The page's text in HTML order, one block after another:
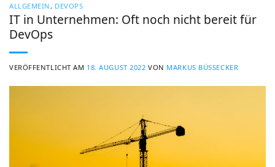
ALLGEMEIN , DEVOPS
IT in Unternehmen: Oft noch nicht bereit für
DevOps
VERÖFFENTLICHT AM 18. AUGUST 2022 VON MARKUS BÜSSECKER